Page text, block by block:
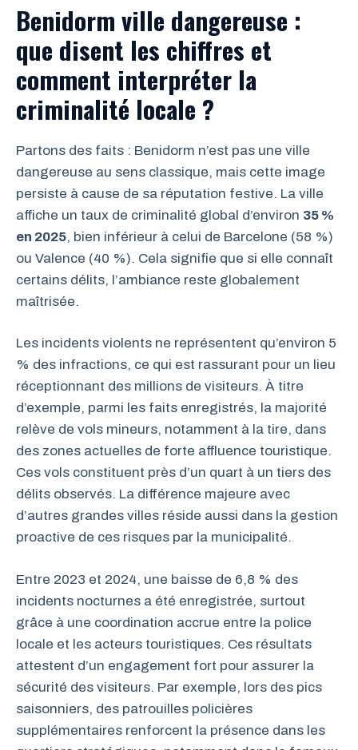
Benidorm ville dangereuse :
que disent les chiffres et
comment interpréter la
criminalité locale ?
Partons des faits : Benidorm n’est pas une ville
dangereuse au sens classique, mais cette image
persiste à cause de sa réputation festive. La ville
affiche un taux de criminalité global d’environ 35 %
en 2025, bien inférieur à celui de Barcelone (58 %)
ou Valence (40 %). Cela signifie que si elle connaît
certains délits, l’ambiance reste globalement
maîtrisée.
Les incidents violents ne représentent qu’environ 5
% des infractions, ce qui est rassurant pour un lieu
réceptionnant des millions de visiteurs. À titre
d’exemple, parmi les faits enregistrés, la majorité
relève de vols mineurs, notamment à la tire, dans
des zones actuelles de forte affluence touristique.
Ces vols constituent près d’un quart à un tiers des
délits observés. La différence majeure avec
d’autres grandes villes réside aussi dans la gestion
proactive de ces risques par la municipalité.
Entre 2023 et 2024, une baisse de 6,8 % des
incidents nocturnes a été enregistrée, surtout
grâce à une coordination accrue entre la police
locale et les acteurs touristiques. Ces résultats
attestent d’un engagement fort pour assurer la
sécurité des visiteurs. Par exemple, lors des pics
saisonniers, des patrouilles policières
supplémentaires renforcent la présence dans les